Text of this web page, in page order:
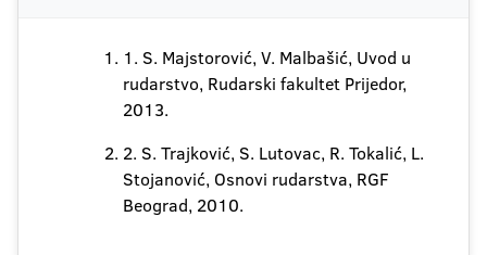
1. S. Majstorović, V. Malbašić, Uvod u
rudarstvo, Rudarski fakultet Prijedor,
2013.
2. S. Trajković, S. Lutovac, R. Tokalić, L.
Stojanović, Osnovi rudarstva, RGF
Beograd, 2010.